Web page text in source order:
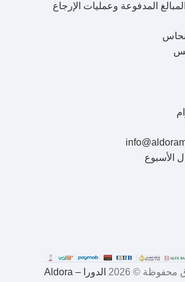
المدفوعة وعمليات الإرجاع
الأسبوع
© 2026 الدورا – Aldora